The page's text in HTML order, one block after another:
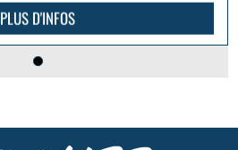
PLUS D'INFOS